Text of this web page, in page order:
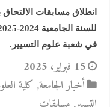
انطلاق مسابقات
في شعبة علوم التسيير.
15 فبراير، 2025
أخبار الجامعة, كلية